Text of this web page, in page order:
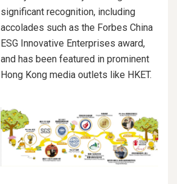
significant recognition, including
accolades such as the Forbes China
ESG Innovative Enterprises award,
and has been featured in prominent
Hong Kong media outlets like HKET.